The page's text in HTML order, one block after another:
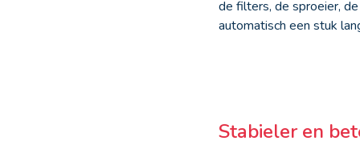
de filters, de sproeier,
automatisch een stuk
Stabieler en